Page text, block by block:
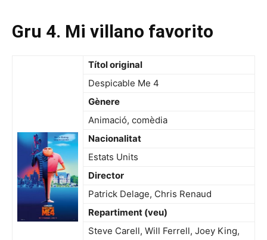
Gru 4. Mi villano favorito
Títol original
Despicable Me 4
Gènere
Animació, comèdia
Nacionalitat
Estats Units
Director
Patrick Delage, Chris Renaud
Repartiment (veu)
Steve Carell, Will Ferrell, Joey King,